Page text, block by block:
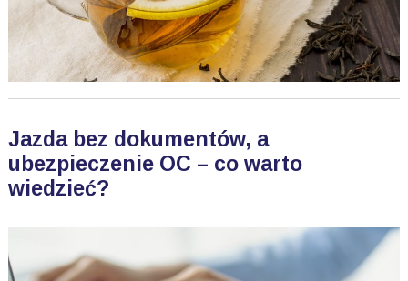
Jazda bez dokumentów, a
ubezpieczenie OC – co warto
wiedzieć?